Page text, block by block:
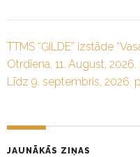
TTMS “ĢILDE” izstāde
Otrdiena, 11. August,
Līdz 9. septembris, 2026.
JAUNĀKĀS ZIŅAS